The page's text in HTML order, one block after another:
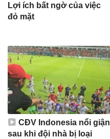
Lợi ích bất ngờ của việc
đỏ mặt
CĐV Indonesia nổi giận
sau khi đội nhà bị loại